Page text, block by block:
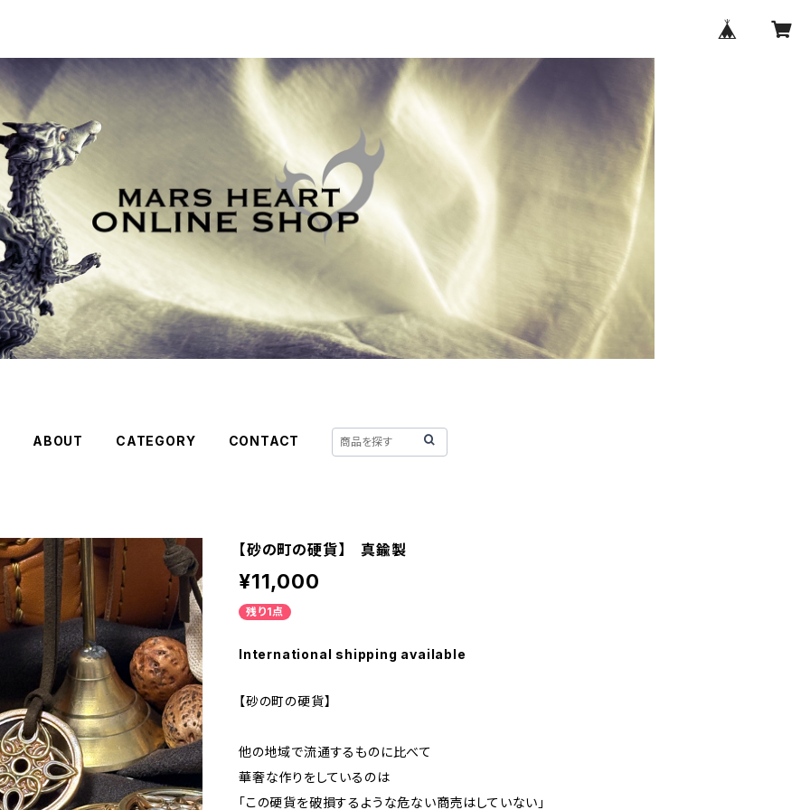
ABOUT CATEGORY CONTACT
【砂の町の硬貨】 真鍮製
¥11,000
残り1点
International shipping available
【砂の町の硬貨】
他の地域で流通するものに比べて
華奢な作りをしているのは
「この硬貨を破損するような危ない商売はしていない」